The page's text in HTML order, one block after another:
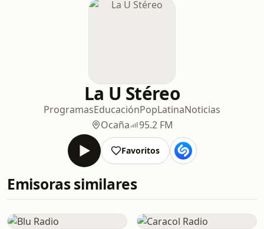
La U Stéreo
ProgramasEducaciónPopLatinaNoticias
Ocaña
95.2 FM
Favoritos
Emisoras similares